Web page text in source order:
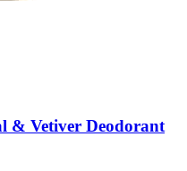
& Vetiver Deodorant